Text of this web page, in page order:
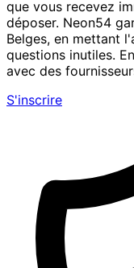
que vous recevez
déposer. Neon54
Belges, en mettant
questions inutiles.
avec des
S'inscrire